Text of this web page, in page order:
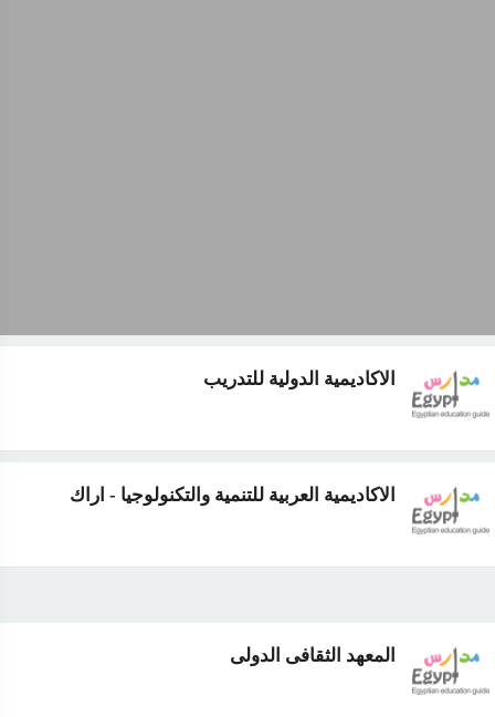
الاكاديمية الدولية للتدريب
الاكاديمية العربية للتنمية والتكنولوجيا - اراك
المعهد الثقافى الدولى